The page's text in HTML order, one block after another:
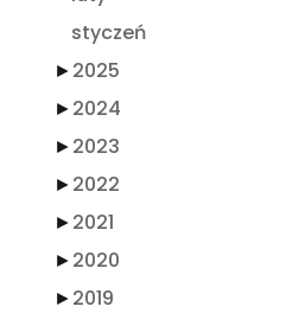
styczeń
►2025
►2024
►2023
►2022
►2021
►2020
►2019